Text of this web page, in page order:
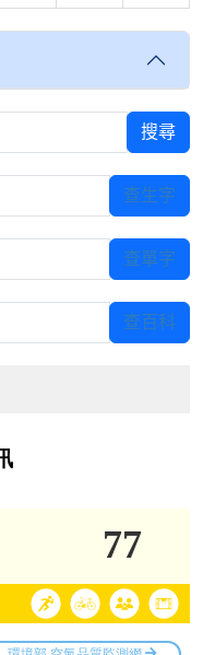
搜尋
查生字
查單字
查百科